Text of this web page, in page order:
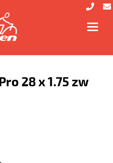
28 x 1.75 zw